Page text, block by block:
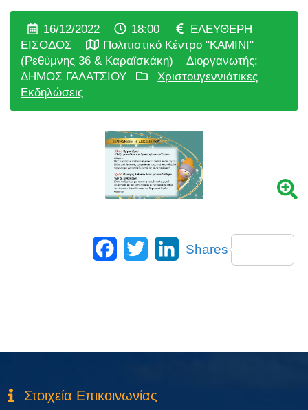
16/12/2022 18:00
ΕΛΕΥΘΕΡΗ
ΕΙΣΟΔΟΣ
Πολιτιστικό Κέντρο "ΚΑΜΙΝΙ"
(Ρεθύμνης 36 & Καραϊσκάκη)
Διοργανωτής:
ΔΗΜΟΣ ΓΑΛΑΤΣΙΟΥ
Χριστουγεννιάτικες
Εκδηλώσεις
Facebook
Twitter LinkedIn
Shares
Στοιχεία Επικοινωνίας